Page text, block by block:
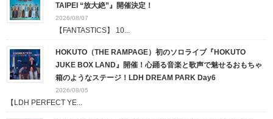
TAIPEI “放大絶”』開催決定！
2026/08/07
【FANTASTICS】 10...
HOKUTO（THE RAMPAGE）初のソロライブ『HOKUTO
JUKE BOX LAND』開催！心踊る音楽と歌声で魅せるおもちゃ
箱のようなステージ！LDH DREAM PARK Day6
2026/08/05
【LDH PERFECT YE...